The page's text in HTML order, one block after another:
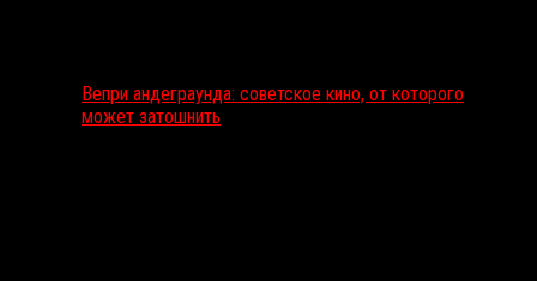
Вепри андеграунда: советское кино, от которого
может затошнить